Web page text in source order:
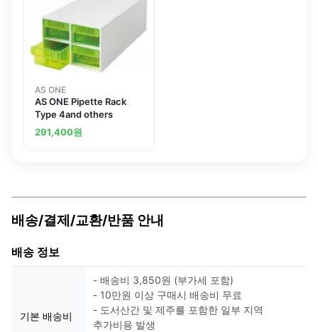
AS ONE
AS ONE Pipette Rack
Type 4and others
291,400원
배송/결제/교환/반품 안내
배송 정보
기본 배송비
- 배송비 3,850원 (부가세 포함)
- 10만원 이상 구매시 배송비 무료
- 도서산간 및 제주를 포함한 일부 지역
추가비용 발생